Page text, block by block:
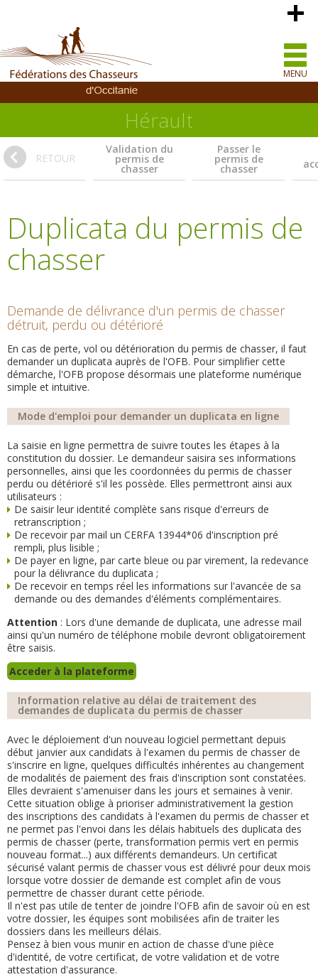
MENU
Hérault
RETOUR
Validation du
permis de
chasser
Passer le
permis de
chasser
Duplicata du permis de
chasser
Demande de délivrance d'un permis de chasser
détruit, perdu ou détérioré
En cas de perte, vol ou détérioration du permis de chasser, il faut
demander un duplicata auprès de l'OFB. Pour simplifier cette
démarche, l'OFB propose désormais une plateforme numérique
simple et intuitive.
Mode d'emploi pour demander un duplicata en ligne
La saisie en ligne permettra de suivre toutes les étapes à la
constitution du dossier. Le demandeur saisira ses informations
personnelles, ainsi que les coordonnées du permis de chasser
perdu ou détérioré s'il les possède. Elles permettront ainsi aux
utilisateurs :
De saisir leur identité complète sans risque d'erreurs de
retranscription ;
De recevoir par mail un CERFA 13944*06 d'inscription pré
rempli, plus lisible ;
De payer en ligne, par carte bleue ou par virement, la redevance
pour la délivrance du duplicata ;
De recevoir en temps réel les informations sur l'avancée de sa
demande ou des demandes d'éléments complémentaires.
Attention : Lors d'une demande de duplicata, une adresse mail
ainsi qu'un numéro de téléphone mobile devront obligatoirement
être saisis.
Acceder à la plateforme
Information relative au délai de traitement des
demandes de duplicata du permis de chasser
Avec le déploiement d'un nouveau logiciel permettant depuis
début janvier aux candidats à l'examen du permis de chasser de
s'inscrire en ligne, quelques difficultés inhérentes au changement
de modalités de paiement des frais d'inscription sont constatées.
Elles devraient s'amenuiser dans les jours et semaines à venir.
Cette situation oblige à prioriser administrativement la gestion
des inscriptions des candidats à l'examen du permis de chasser et
ne permet pas l'envoi dans les délais habituels des duplicata des
permis de chasser (perte, transformation permis vert en permis
nouveau format...) aux différents demandeurs. Un certificat
sécurisé valant permis de chasser vous est délivré pour deux mois
lorsque votre dossier de demande est complet afin de vous
permettre de chasser durant cette période.
Il n'est pas utile de tenter de joindre l'OFB afin de savoir où en est
votre dossier, les équipes sont mobilisées afin de traiter les
dossiers dans les meilleurs délais.
Pensez à bien vous munir en action de chasse d'une pièce
d'identité, de votre certificat, de votre validation et de votre
attestation d'assurance.